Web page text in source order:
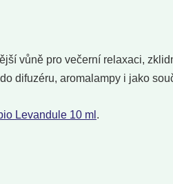
vůně pro večerní relaxaci,
difuzéru, aromalampy i jako
Levandule 10 ml .